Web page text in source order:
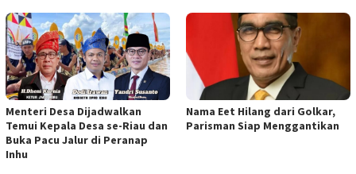
Menteri Desa Dijadwalkan
Temui Kepala Desa se-Riau dan
Buka Pacu Jalur di Peranap
Inhu
Nama Eet Hilang dari Golkar,
Parisman Siap Menggantikan